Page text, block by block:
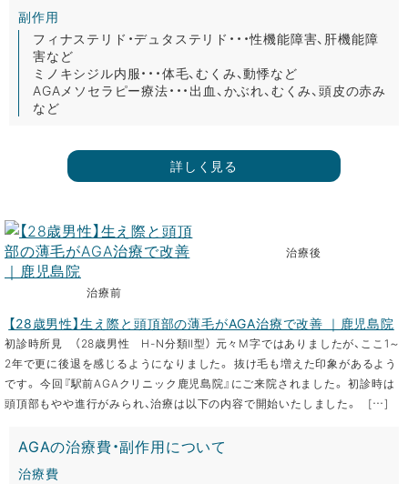
副作用
フィナステリド・デュタステリド・・・性機能障害、肝機能障
害など
ミノキシジル内服・・・体毛、むくみ、動悸など
AGAメソセラピー療法・・・出血、かぶれ、むくみ、頭皮の赤み
など
詳しく見る
治療前
治療後
【28歳男性】生え際と頭頂部の薄毛がAGA治療で改善 ｜鹿児島院
初診時所見 （28歳男性 H-N分類Ⅱ型） 元々M字ではありましたが、ここ1～
2年で更に後退を感じるようになりました。 抜け毛も増えた印象があるよう
です。 今回『駅前AGAクリニック鹿児島院』にご来院されました。 初診時は
頭頂部もやや進行がみられ、治療は以下の内容で開始いたしました。 […]
AGAの治療費・副作用について
治療費